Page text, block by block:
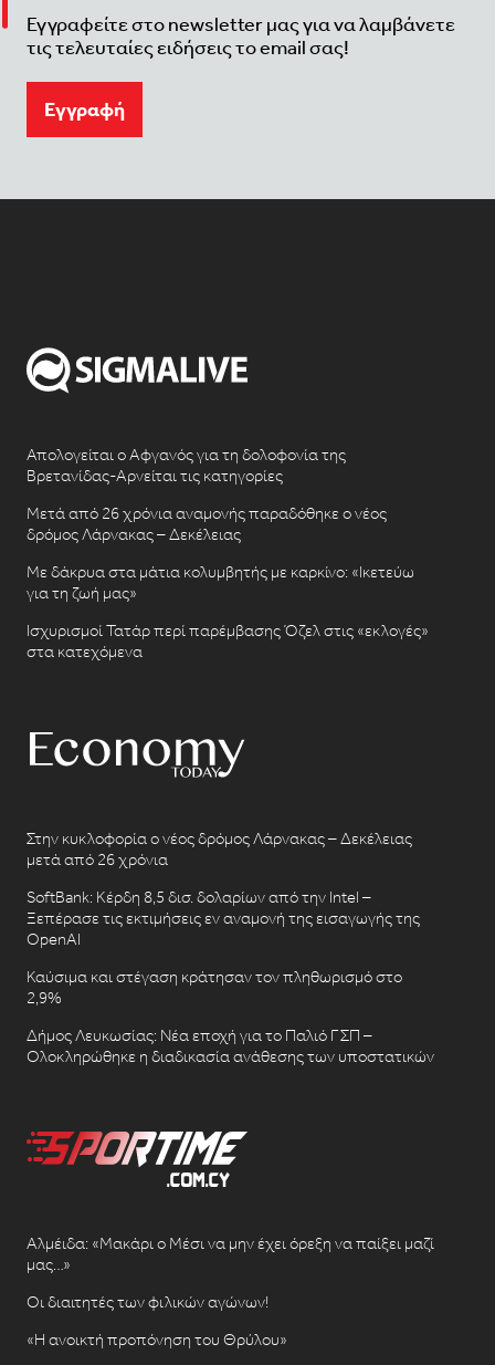
Εγγραφείτε στο newsletter μας για να λαμβάνετε
τις τελευταίες ειδήσεις το email σας!
Eγγραφή
Απολογείται ο Αφγανός για τη δολοφονία της
Βρετανίδας-Αρνείται τις κατηγορίες
Μετά από 26 χρόνια αναμονής παραδόθηκε ο νέος
δρόμος Λάρνακας – Δεκέλειας
Με δάκρυα στα μάτια κολυμβητής με καρκίνο: «Ικετεύω
για τη ζωή μας»
Ισχυρισμοί Τατάρ περί παρέμβασης Όζελ στις «εκλογές»
στα κατεχόμενα
Στην κυκλοφορία ο νέος δρόμος Λάρνακας – Δεκέλειας
μετά από 26 χρόνια
SoftBank: Κέρδη 8,5 δισ. δολαρίων από την Intel –
Ξεπέρασε τις εκτιμήσεις εν αναμονή της εισαγωγής της
OpenAI
Καύσιμα και στέγαση κράτησαν τον πληθωρισμό στο
2,9%
Δήμος Λευκωσίας: Νέα εποχή για το Παλιό ΓΣΠ –
Ολοκληρώθηκε η διαδικασία ανάθεσης των υποστατικών
Αλμέιδα: «Μακάρι ο Μέσι να μην έχει όρεξη να παίξει μαζί
μας…»
Οι διαιτητές των φιλικών αγώνων!
«Η ανοικτή προπόνηση του Θρύλου»